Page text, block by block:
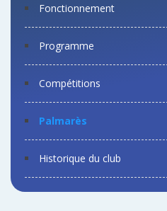
Fonctionnement
Programme
Compétitions
Palmarès
Historique du club